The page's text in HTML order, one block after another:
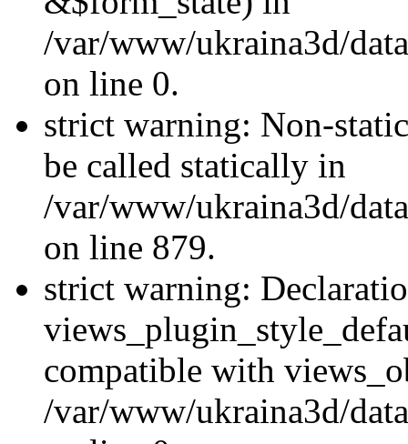
/var/www/ukraina3d/
on line 0.
strict warning: Non-
be called statically in
/var/www/ukraina3d/
on line 879.
strict warning:
compatible with
/var/www/ukraina3d/